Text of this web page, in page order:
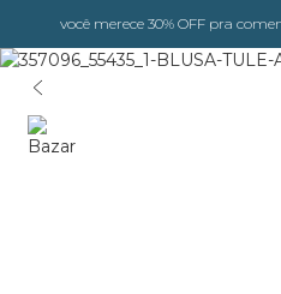
você merece 30% OFF pra